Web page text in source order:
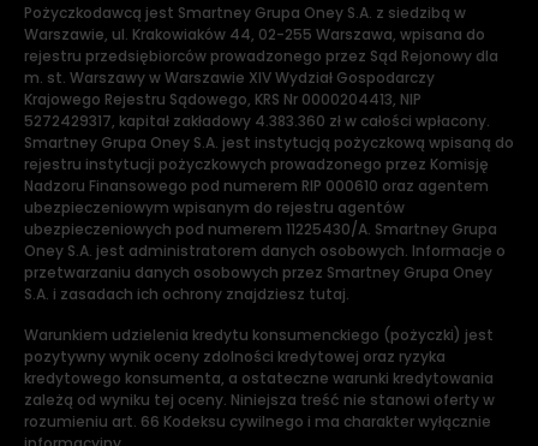
Pożyczkodawcą jest Smartney Grupa Oney S.A. z siedzibą w
Warszawie, ul. Krakowiaków 44, 02-255 Warszawa, wpisana do
rejestru przedsiębiorców prowadzonego przez Sąd Rejonowy dla
m. st. Warszawy w Warszawie XIV Wydział Gospodarczy
Krajowego Rejestru Sądowego, KRS Nr 0000204413, NIP
5272429317, kapitał zakładowy 4.383.360 zł w całości wpłacony.
Smartney Grupa Oney S.A. jest instytucją pożyczkową wpisaną do
rejestru instytucji pożyczkowych prowadzonego przez Komisję
Nadzoru Finansowego pod numerem RIP 000610 oraz agentem
ubezpieczeniowym wpisanym do rejestru agentów
ubezpieczeniowych pod numerem 11225430/A. Smartney Grupa
Oney S.A. jest administratorem danych osobowych. Informacje o
przetwarzaniu danych osobowych przez Smartney Grupa Oney
S.A. i zasadach ich ochrony znajdziesz tutaj.
Warunkiem udzielenia kredytu konsumenckiego (pożyczki) jest
pozytywny wynik oceny zdolności kredytowej oraz ryzyka
kredytowego konsumenta, a ostateczne warunki kredytowania
zależą od wyniku tej oceny. Niniejsza treść nie stanowi oferty w
rozumieniu art. 66 Kodeksu cywilnego i ma charakter wyłącznie